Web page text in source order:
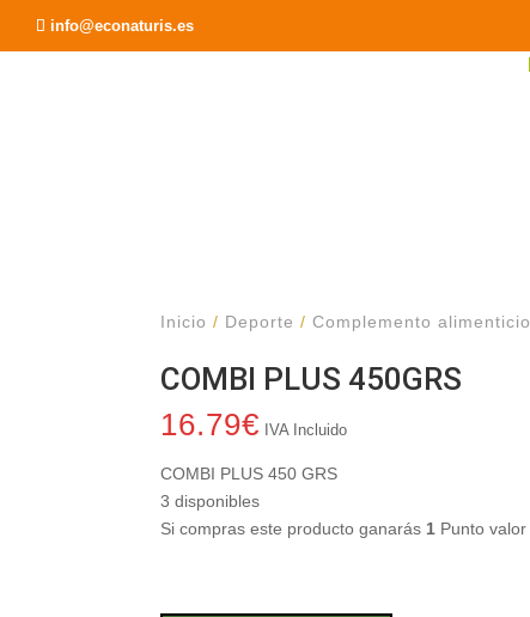
info@econaturis.es
Inicio / Deporte /Complemento alimenticio
COMBI PLUS 450GRS
16.79€ IVA Incluido
COMBI PLUS 450 GRS
3 disponibles
Si compras este producto ganarás 1 Punto
PLUS